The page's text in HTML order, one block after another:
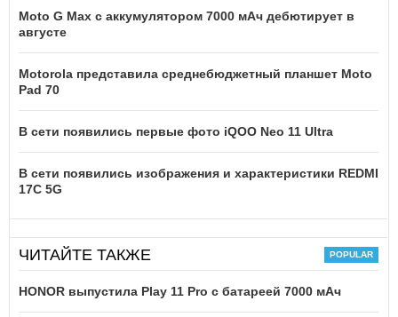
Moto G Max с аккумулятором 7000 мАч дебютирует в
августе
Motorola представила среднебюджетный планшет Moto
Pad 70
В сети появились первые фото iQOO Neo 11 Ultra
В сети появились изображения и характеристики REDMI
17C 5G
ЧИТАЙТЕ ТАКЖЕ
HONOR выпустила Play 11 Pro с батареей 7000 мАч